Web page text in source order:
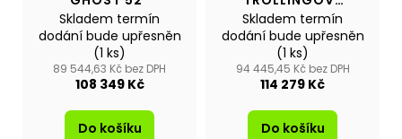
Skladem termín
dodání bude upřesněn
(1 ks)
89 544,63 Kč bez DPH
108 349 Kč
Do košíku
MOTOR RECON
48" FW
Skladem termín
dodání bude upřesněn
(1 ks)
94 445,45 Kč bez DPH
114 279 Kč
Do košíku